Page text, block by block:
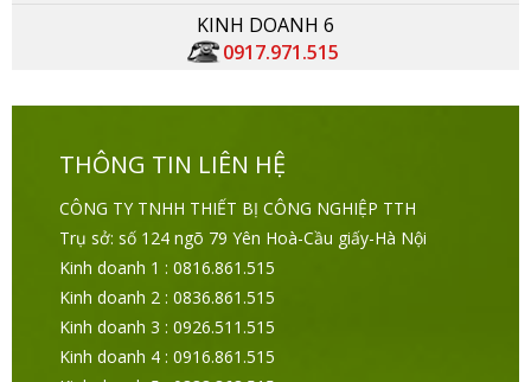
KINH DOANH 6
0917.971.515
THÔNG TIN LIÊN HỆ
CÔNG TY TNHH THIẾT BỊ CÔNG NGHIỆP TTH
Trụ sở: số 124 ngõ 79 Yên Hoà-Cầu giấy-Hà Nội
Kinh doanh 1 : 0816.861.515
Kinh doanh 2 : 0836.861.515
Kinh doanh 3 : 0926.511.515
Kinh doanh 4 : 0916.861.515